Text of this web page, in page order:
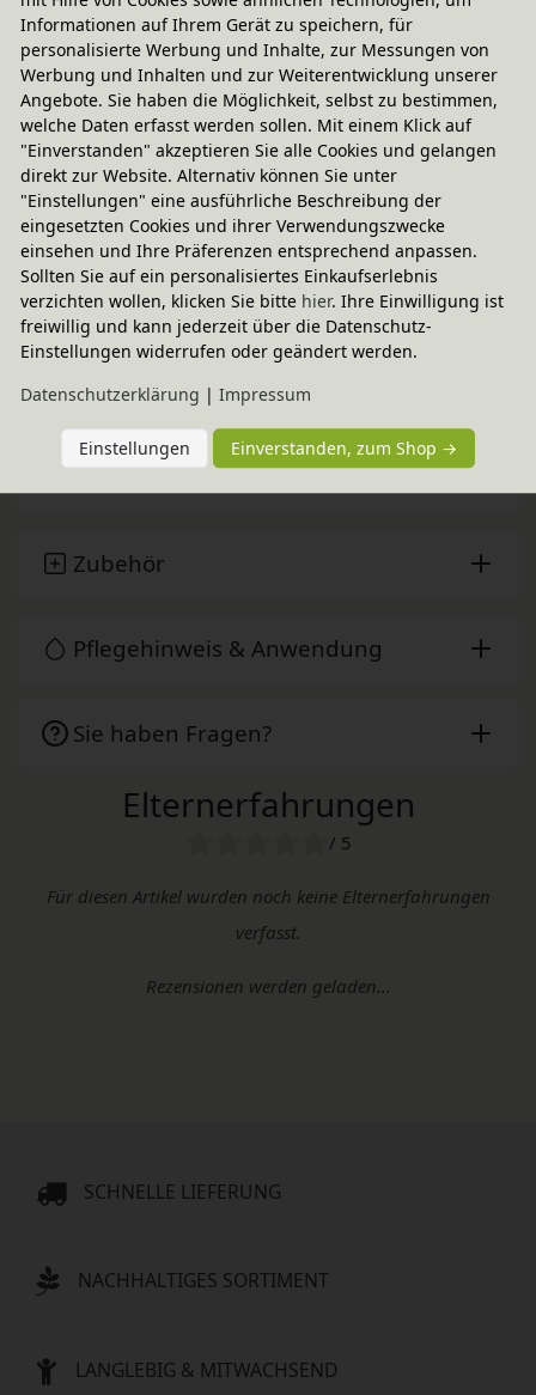
Versand per Spedition
69,95 € innerhalb ...
Sofort lieferbar
Lieferung mit 2-Mann-Spedition bis ins Zimmer
weitere Informationen
Technische Daten
BioKinder - Das gesunde Kinderzimmer
Zubehör
Pflegehinweis & Anwendung
Sie haben Fragen?
Elternerfahrungen
/ 5
Für diesen Artikel wurden noch keine Elternerfahrungen
verfasst.
Rezensionen werden geladen...
SCHNELLE LIEFERUNG
NACHHALTIGES SORTIMENT
LANGLEBIG & MITWACHSEND
Informationen auf Ihrem Gerät zu speichern, für
personalisierte Werbung und Inhalte, zur Messungen von
Werbung und Inhalten und zur Weiterentwicklung unserer
Angebote. Sie haben die Möglichkeit, selbst zu bestimmen,
welche Daten erfasst werden sollen. Mit einem Klick auf
"Einverstanden" akzeptieren Sie alle Cookies und gelangen
direkt zur Website. Alternativ können Sie unter
"Einstellungen" eine ausführliche Beschreibung der
eingesetzten Cookies und ihrer Verwendungszwecke
einsehen und Ihre Präferenzen entsprechend anpassen.
Sollten Sie auf ein personalisiertes Einkaufserlebnis
verzichten wollen, klicken Sie bitte hier. Ihre Einwilligung ist
freiwillig und kann jederzeit über die Datenschutz-
Einstellungen widerrufen oder geändert werden.
Daten­schutz­erklärung | Impressum
Einstellungen Einverstanden, zum Shop →